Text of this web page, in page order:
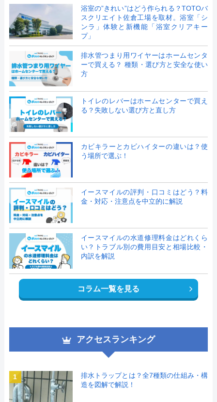
浴室の”きれい”はどう作られる？TOTOバ
スクリエイト佐倉工場を取材。浴室「シ
ンラ」体験と新機能「浴室クリアキー
プ」
排水管つまり用ワイヤーはホームセンタ
ーで買える？ 種類・選び方と安全な使い
方
トイレのレバーはホームセンターで買え
る？失敗しない選び方と直し方
カビキラーとカビハイターの違いは？使
う場所で選ぶ！
イースマイルの評判・口コミはどう？料
金・対応・注意点を中立的に解説
イースマイルの水道修理料金はどれくら
い？トラブル別の費用目安と相場比較・
内訳を解説
コラム一覧を見る
アクセスランキング
1
排水トラップとは？全7種類の仕組み・構
造を図解で解説！